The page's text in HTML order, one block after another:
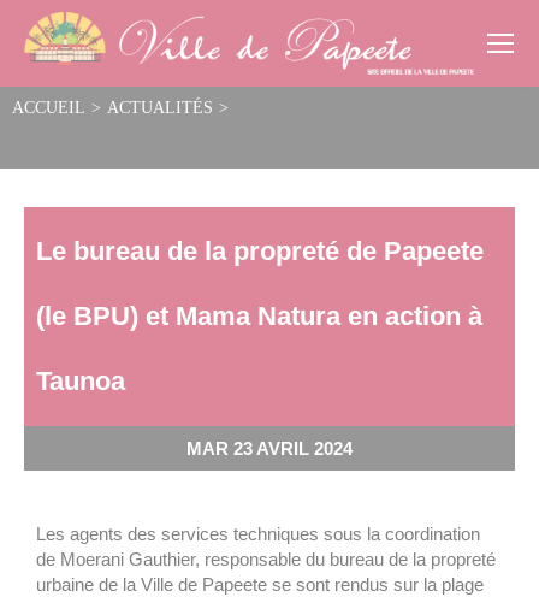
ACCUEIL > ACTUALITÉS >
Le bureau de la propreté de Papeete
(le BPU) et Mama Natura en action à
Taunoa
MAR 23 AVRIL 2024
Les agents des services techniques sous la coordination
de Moerani Gauthier, responsable du bureau de la propreté
urbaine de la Ville de Papeete se sont rendus sur la plage
Cookies management panel